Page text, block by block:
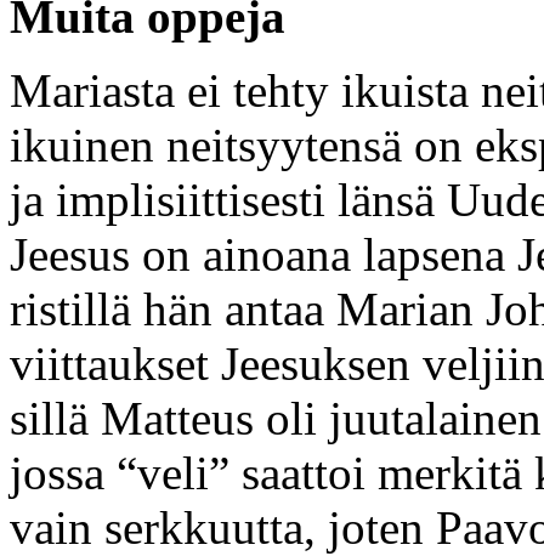
Muita oppeja
Mariasta ei tehty ikuista
ikuinen neitsyytensä on
ja implisiittisesti länsä
Jeesus on ainoana lapsena
ristillä hän antaa Marian
viittaukset Jeesuksen
sillä Matteus oli
jossa “veli” saattoi
vain serkkuutta, joten